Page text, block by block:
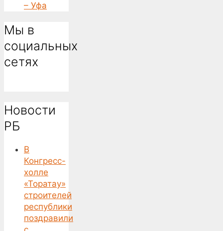
– Уфа
Мы в
социальных
сетях
Новости
РБ
В
Конгресс-
холле
«Торатау»
строителей
республики
поздравили